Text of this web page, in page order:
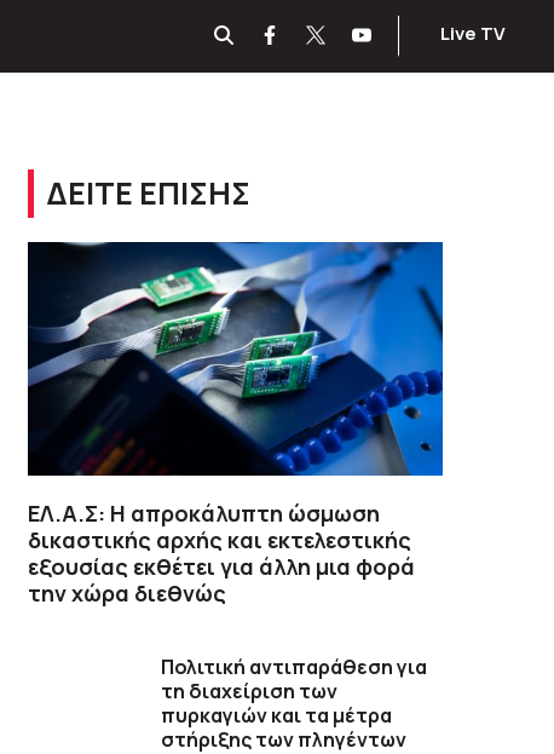
Live TV
ΔΕΙΤΕ ΕΠΙΣΗΣ
ΕΛ.Α.Σ: Η απροκάλυπτη ώσμωση
δικαστικής αρχής και εκτελεστικής
εξουσίας εκθέτει για άλλη μια φορά
την χώρα διεθνώς
Πολιτική αντιπαράθεση για
τη διαχείριση των
πυρκαγιών και τα μέτρα
στήριξης των πληγέντων